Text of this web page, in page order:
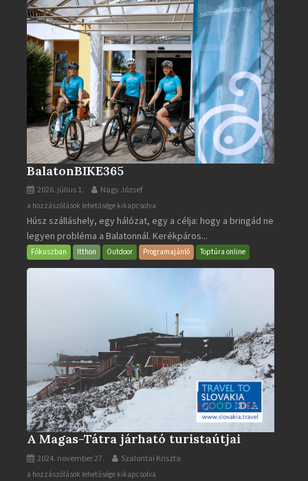
BalatonBIKE365
2026. július 1. Nagy József
BalatonBIKE365
bejegyzéshez
a hozzászólások lehetősége kikapcsolva
Húsz szálláshely, egy hálózat, egy a célja: hogy a bringád ne
legyen probléma a Balatonnál. Kerékpáros...
Fókuszban Itthon Outdoor Programajánló Toptúra online
A Magas-Tátra járható turistaútjai
2024. november 27. Szalontai Kriszta
Aa hozzászólások lehetősége kikapcsolva